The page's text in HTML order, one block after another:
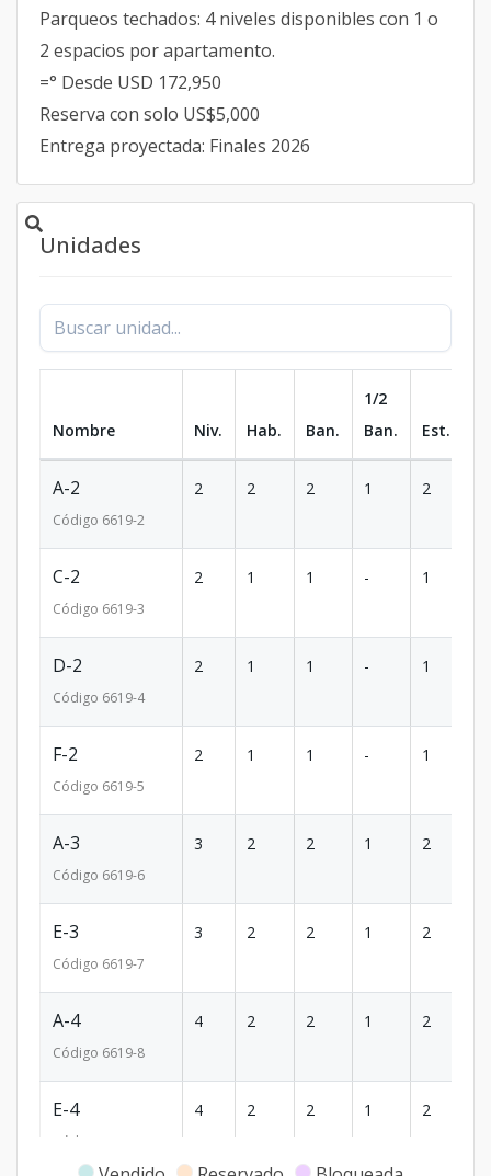
Parqueos techados: 4 niveles disponibles con 1 o
2 espacios por apartamento.
=° Desde USD 172,950
Reserva con solo US$5,000
Entrega proyectada: Finales 2026
Unidades
Nombre Niv. Hab. Ban.
1/2
Ban.
Est.
A-2
Código 6619-2
2 2 2 1 2
C-2
Código 6619-3
2 1 1 - 1
D-2
Código 6619-4
2 1 1 - 1
F-2
Código 6619-5
2 1 1 - 1
A-3
Código 6619-6
3 2 2 1 2
E-3
Código 6619-7
3 2 2 1 2
A-4
Código 6619-8
4 2 2 1 2
E-4
Código
4 2 2 1 2